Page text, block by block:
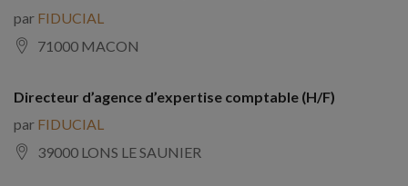
par FIDUCIAL
71000 MACON
Directeur d’agence d’expertise comptable (H/F)
par FIDUCIAL
39000 LONS LE SAUNIER